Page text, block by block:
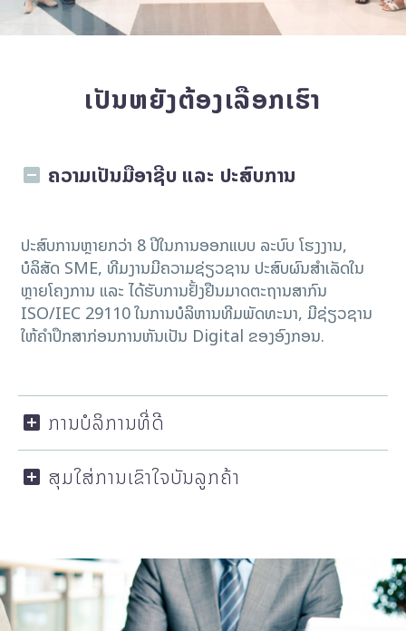
ເປັນຫຍັງຕ້ອງເລືອກເຮົາ
ຄວາມເປັນມືອາຊີບ ແລະ ປະສົບການ
ປະສົບການຫຼາຍກວ່າ 8 ປີໃນການອອກແບບ ລະບົບ ໂຮງງານ,​
ບໍລິສັດ SME, ທີມງານມີຄວາມຊ່ຽວຊານ ປະສົບຜົນສໍາເລັດໃນ
ຫຼາຍໂຄງການ ແລະ ໄດ້ຮັບການຢັ້ງຢືນມາດຕະຖານສາກົນ
ISO/IEC 29110 ໃນການບໍລິຫານທີມພັດທະນາ, ມີຊ່ຽວຊານ
ໃຫ້ຄໍາປຶກສາກ່ອນການຫັນເປັນ Digital ຂອງອົງກອນ.
ການບໍລິການທີ່ດີ
ສຸມໃສ່ການເຂົາໃຈບັນລູກຄ້າ